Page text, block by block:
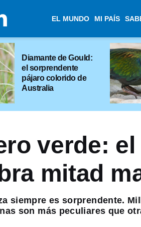
EL MUNDO MI PAÍS
Diamante de Gould:
el sorprendente
pájaro colorido de
Australia
verde:
mitad
siempre es sorprendente.
son más peculiares que